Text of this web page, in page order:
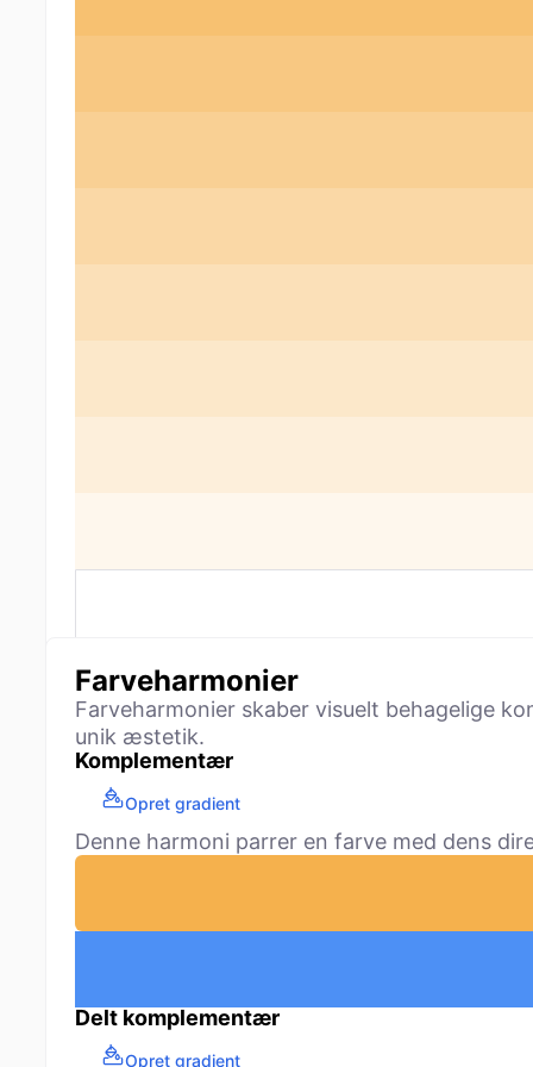
Farveharmonier
Farveharmonier skaber visuelt behagelige
unik æstetik.
Komplementær
Opret gradient
Denne harmoni parrer en farve med dens
Delt komplementær
Opret gradient